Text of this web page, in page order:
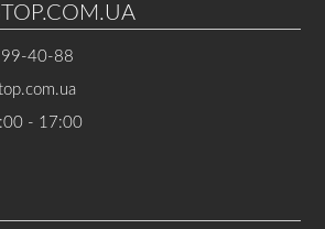
40-88
- 17:00